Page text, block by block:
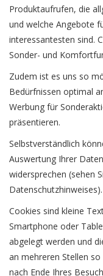
Produktaufrufen, die
und welche Angebote
interessantesten sind.
Sonder- und
Zudem ist es uns so
Bedürfnissen optimal
Werbung für
präsentieren.
Selbstverständlich
Auswertung Ihrer
widersprechen (sehen
Datenschutzhinweises).
Cookies sind kleine
Smartphone oder
abgelegt werden und
an mehreren Stellen so
nach Ende Ihres